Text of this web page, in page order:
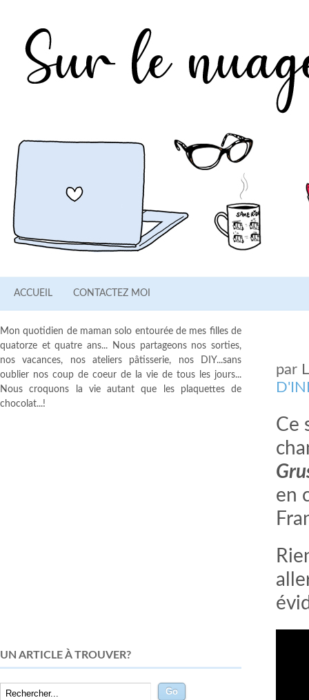
ACCUEIL CONTACTEZ MOI
par
Ce
en
Mon quotidien de maman solo entourée de mes filles de
quatorze et quatre ans... Nous partageons nos sorties,
nos vacances, nos ateliers pâtisserie, nos DIY...sans
oublier nos coup de coeur de la vie de tous les jours...
Nous croquons la vie autant que les plaquettes de
chocolat...!
UN ARTICLE À TROUVER?